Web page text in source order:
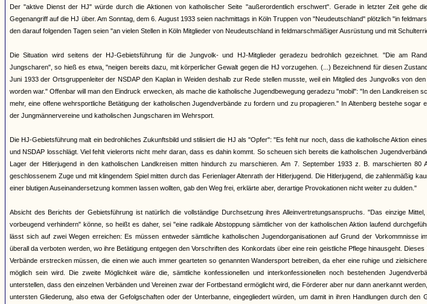
Der "aktive Dienst der HJ" würde durch die Aktionen von katholischer Seite "außerordentlich erschwert". Gerade in letzter Zeit gehe
Gegenangriff auf die HJ über. Am Sonntag, dem 6. August 1933 seien nachmittags in Köln Truppen von "Neudeutschland" plötzlich "in
den darauf folgenden Tagen seien "an vielen Stellen in Köln Mitglieder von Neudeutschland in feldmarschmäßiger Ausrüstung und mit
Die Situation wird seitens der HJ-Gebietsführung für die Jungvolk- und HJ-Mitglieder geradezu bedrohlich gezeichnet. "Die am
Jungscharen", so hieß es etwa, "neigen bereits dazu, mit körperlicher Gewalt gegen die HJ vorzugehen. (...) Bezeichnend für diesen
Juni 1933 der Ortsgruppenleiter der NSDAP den Kaplan in Weiden deshalb zur Rede stellen musste, weil ein Mitglied des Jungvolks von
worden war." Offenbar will man den Eindruck erwecken, als mache die katholische Jugendbewegung geradezu "mobil": "In den Landkreisen
mehr, eine offene wehrsportliche Betätigung der katholischen Jugendverbände zu fordern und zu propagieren." In Altenberg bestehe sogar
der Jungmännervereine und katholischen Jungscharen im Wehrsport.
Die HJ-Gebietsführung malt ein bedrohliches Zukunftsbild und stilisiert die HJ als "Opfer": "Es fehlt nur noch, dass die katholische Aktion
und NSDAP losschlägt. Viel fehlt vielerorts nicht mehr daran, dass es dahin kommt. So scheuen sich bereits die katholischen
Lager der Hitlerjugend in den katholischen Landkreisen mitten hindurch zu marschieren. Am 7. September 1933 z. B. marschierten 80
geschlossenem Zuge und mit klingendem Spiel mitten durch das Ferienlager Altenrath der Hitlerjugend. Die Hitlerjugend, die zahlenmäßig
einer blutigen Auseinandersetzung kommen lassen wollten, gab den Weg frei, erklärte aber, derartige Provokationen nicht weiter zu dulden."
Absicht des Berichts der Gebietsführung ist natürlich die vollständige Durchsetzung ihres Alleinvertretungsanspruchs. "Das einzige
vorbeugend verhindern" könne, so heißt es daher, sei "eine radikale Abstoppung sämtlicher von der katholischen Aktion laufend
lässt sich auf zwei Wegen erreichen: Es müssen entweder sämtliche katholischen Jugendorganisationen auf Grund der Vorkommnisse
überall da verboten werden, wo ihre Betätigung entgegen den Vorschriften des Konkordats über eine rein geistliche Pflege hinausgeht.
Verbände erstrecken müssen, die einen wie auch immer gearteten so genannten Wandersport betreiben, da eher eine ruhige und
möglich sein wird. Die zweite Möglichkeit wäre die, sämtliche konfessionellen und interkonfessionellen noch bestehenden
unterstellen, dass den einzelnen Verbänden und Vereinen zwar der Fortbestand ermöglicht wird, die Förderer aber nur dann anerkannt
untersten Gliederung, also etwa der Gefolgschaften oder der Unterbanne, eingegliedert würden, um damit in ihren Handlungen durch den